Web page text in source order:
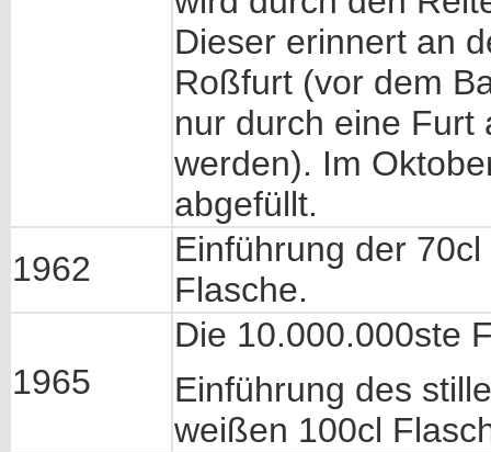
Dieser erinnert an
Roßfurt (vor dem
nur durch eine Furt
werden). Im
abgefüllt.
1962
Einführung der
Flasche.
1965
Die 10.000.000ste
Einführung des
weißen 100cl